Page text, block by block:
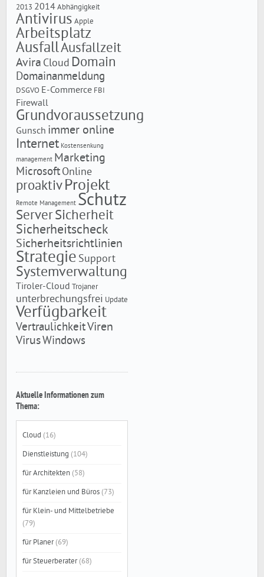
2013 2014 Abhängigkeit
Antivirus Apple
Arbeitsplatz
AusfallAusfallzeit
Avira Cloud Domain
Domainanmeldung
DSGVO E-Commerce FBI
Firewall
Grundvoraussetzung
Gunsch immer online
Internet Kostensenkung
management Marketing
Microsoft Online
proaktivProjekt
Remote Management Schutz
ServerSicherheit
Sicherheitscheck
Sicherheitsrichtlinien
Strategie Support
Systemverwaltung
Tiroler-Cloud Trojaner
unterbrechungsfrei Update
Verfügbarkeit
VertraulichkeitViren
VirusWindows
Aktuelle Informationen zum
Thema:
Cloud (16)
Dienstleistung (104)
für Architekten(58)
für Kanzleien und Büros(73)
für Klein- und Mittelbetriebe
(79)
für Planer(69)
für Steuerberater(68)